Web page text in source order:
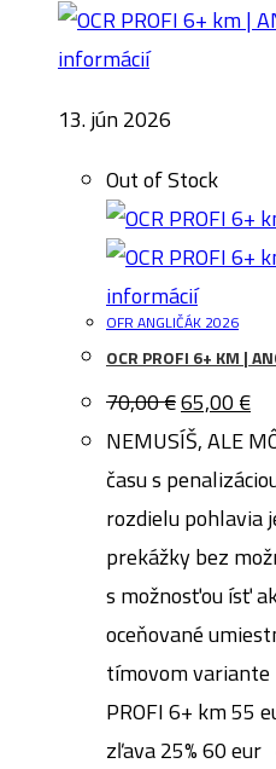
informácií
13. jún 2026
Out of Stock
informácií
OFR ANGLIČÁK 2026
OCR PROFI 6+ KM |
70,00€Pôvodná
cena
bola:
70,00 €.
65,00 €cena
je:
NEMUSÍŠ, ALE
času s
rozdielu pohlavia
prekážky bez
s možnosťou ísť
oceňované
tímovom variante
PROFI 6+ km 55
zľava 25% 60